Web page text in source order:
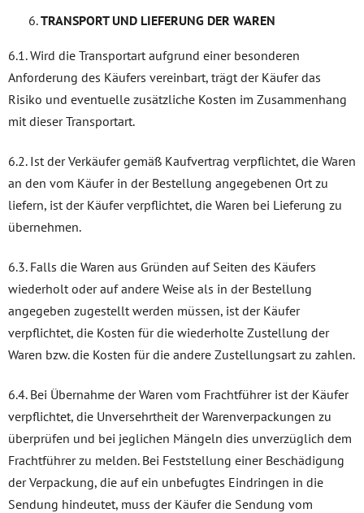
TRANSPORT UND LIEFERUNG DER WAREN
6.1. Wird die Transportart aufgrund einer besonderen
Anforderung des Käufers vereinbart, trägt der Käufer das
Risiko und eventuelle zusätzliche Kosten im Zusammenhang
mit dieser Transportart.
6.2. Ist der Verkäufer gemäß Kaufvertrag verpflichtet, die Waren
an den vom Käufer in der Bestellung angegebenen Ort zu
liefern, ist der Käufer verpflichtet, die Waren bei Lieferung zu
übernehmen.
6.3. Falls die Waren aus Gründen auf Seiten des Käufers
wiederholt oder auf andere Weise als in der Bestellung
angegeben zugestellt werden müssen, ist der Käufer
verpflichtet, die Kosten für die wiederholte Zustellung der
Waren bzw. die Kosten für die andere Zustellungsart zu zahlen.
6.4. Bei Übernahme der Waren vom Frachtführer ist der Käufer
verpflichtet, die Unversehrtheit der Warenverpackungen zu
überprüfen und bei jeglichen Mängeln dies unverzüglich dem
Frachtführer zu melden. Bei Feststellung einer Beschädigung
der Verpackung, die auf ein unbefugtes Eindringen in die
Sendung hindeutet, muss der Käufer die Sendung vom